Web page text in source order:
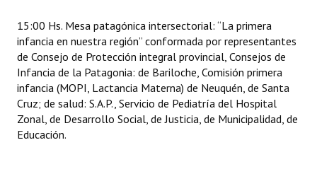
15:00 Hs. Mesa patagónica intersectorial: “La primera
infancia en nuestra región” conformada por representantes
de Consejo de Protección integral provincial, Consejos de
Infancia de la Patagonia: de Bariloche, Comisión primera
infancia (MOPI, Lactancia Materna) de Neuquén, de Santa
Cruz; de salud: S.A.P., Servicio de Pediatría del Hospital
Zonal, de Desarrollo Social, de Justicia, de Municipalidad, de
Educación.